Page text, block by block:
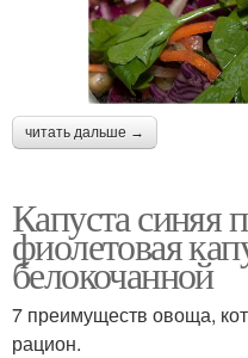
читать дальше →
Капуста синяя
фиолетовая
белокочанной
7 преимуществ овоща,
рацион.